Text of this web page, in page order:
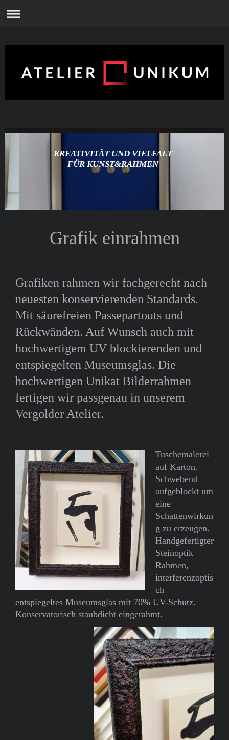
KREATIVITÄT UND VIELFALT
FÜR KUNST&RAHMEN
Grafik einrahmen
Grafiken rahmen wir fachgerecht nach
neuesten konservierenden Standards.
Mit säurefreien Passepartouts und
Rückwänden. Auf Wunsch auch mit
hochwertigem UV blockierenden und
entspiegelten Museumsglas. Die
hochwertigen Unikat Bilderrahmen
fertigen wir passgenau in unserem
Vergolder Atelier.
Tuschemalerei
auf Karton.
Schwebend
aufgeblockt um
eine
Schattenwirkun
g zu erzeugen.
Handgefertigter
Steinoptik
Rahmen,
interferenzoptis
ch
entspiegeltes Museumsglas mit 70% UV-Schutz.
Konservatorisch staubdicht eingerahmt.